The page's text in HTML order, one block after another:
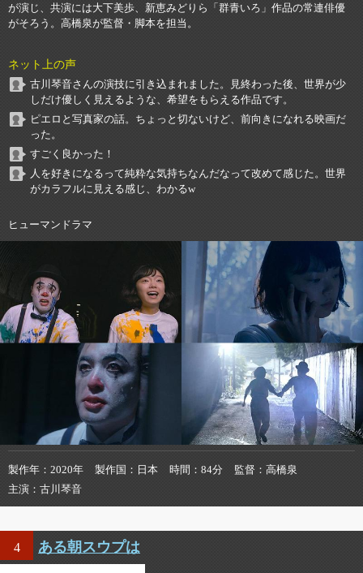
が演じ、共演には大下美歩、新恵みどりら「群青いろ」作品の常連俳優
がそろう。高橋泉が監督・脚本を担当。
ネット上の声
古川琴音さんの演技に引き込まれました。見終わった後、世界が少
しだけ優しく見えるような、希望をもらえる作品です。
ピエロと写真家の話。ちょっと切ないけど、前向きになれる映画だ
った。
すごく良かった！
人を好きになるって純粋な気持ちなんだなって改めて感じた。世界
がカラフルに見える感じ、わかるw
ヒューマンドラマ
製作年 2020年 製作国 日本 時間 84分 監督
高橋泉
主演
古川琴音
4 ある朝スウプは